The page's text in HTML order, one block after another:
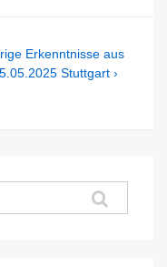
Erkenntnisse aus
Stuttgart ›